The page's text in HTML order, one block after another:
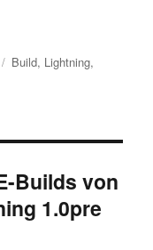
Schlagwörter
Build, Lightning,
Builds von
1.0pre